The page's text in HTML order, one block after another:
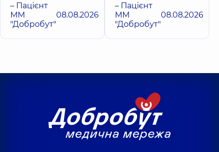
– Пацієнт
ММ
"Добробут"
08.08.2026
– Пацієнт
ММ
"Добробут"
08.08.2026